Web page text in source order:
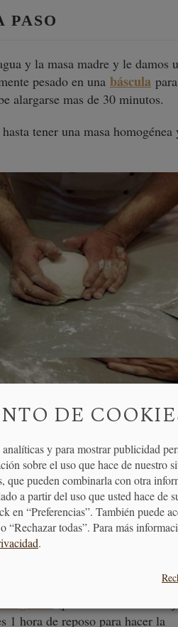
PASO
y la masa madre y le damos
pesado en una báscula
alargarse mas de 30 minutos.
tener una masa homogénea
cubierto con papel film al
fermentada.
forma, en las imagenes
o cuatro cortes trasversales
hora de reposo para hacer la
DE
y para mostrar publicidad
sobre el uso que hace de nuestro
que pueden combinarla con otra
a partir del uso que usted hace de
en “Preferencias”. También puede
“Rechazar todas”. Para más
.